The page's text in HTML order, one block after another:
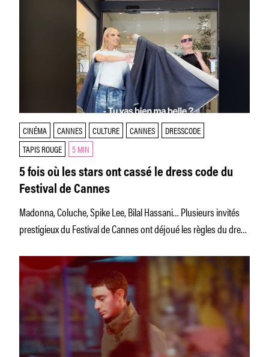
CINÉMA CANNES CULTURE CANNES
DRESSCODE
TAPIS ROUGE
5 MIN
5 fois où les stars ont cassé le dress code du
Festival de Cannes
Madonna, Coluche, Spike Lee, Bilal Hassani… Plusieurs invités
prestigieux du Festival de Cannes ont déjoué les règles du dress